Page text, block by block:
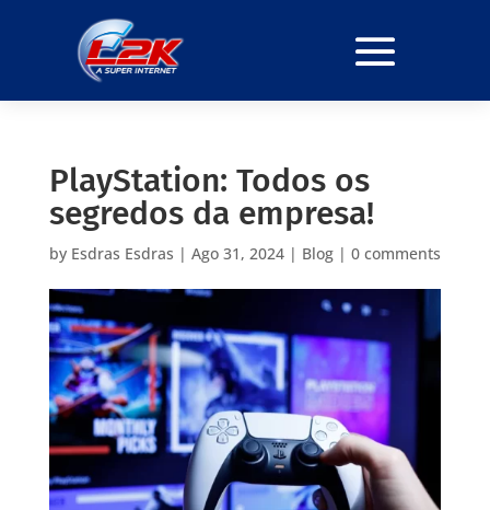
PlayStation: Todos os
segredos da empresa!
by Esdras Esdras | Ago 31, 2024| Blog| 0 comments